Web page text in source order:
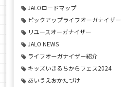
JALOロードマップ
ピックアップライフオーガナイザー
リユースオーガナイザー
JALO NEWS
ライフオーガナイザー紹介
キッズいきるちからフェス2024
あいうえおかたづけ